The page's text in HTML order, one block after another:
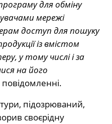
для обміну
мережі
доступ для пошуку
із вмістом
у тому числі і за
на його
підозрюваний,
своєрідну